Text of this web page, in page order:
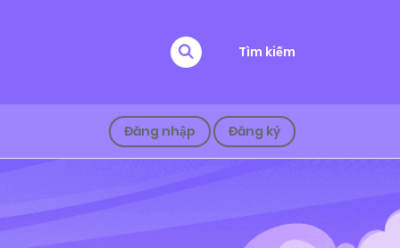
Tìm kiếm
Đăng nhập Đăng ký